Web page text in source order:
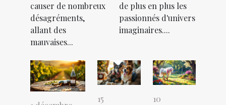
causer de nombreux
désagréments,
allant des
mauvaises...
de plus en plus les
passionnés d'univers
imaginaires....
15
10